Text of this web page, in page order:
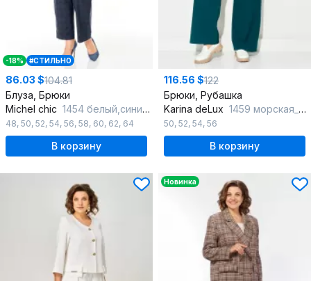
-18% #СТИЛЬНО
86.03 $104.81
Блуза, Брюки
Michel chic 1454 белый,синий_гленчек
48, 50, 52, 54, 56, 58, 60, 62, 64
В корзину
116.56 $122
Брюки, Рубашка
Karina deLux 1459 морская_волна
50, 52, 54, 56
В корзину
Новинка